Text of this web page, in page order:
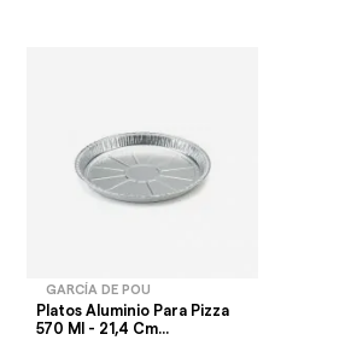
GARCÍA DE POU
Platos Aluminio Para Pizza
570 Ml - 21,4 Cm...